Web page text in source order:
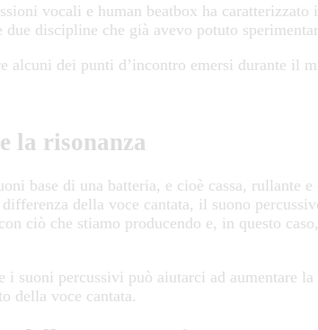
vocali e human beatbox ha
discipline che già avevo potuto
alcuni dei punti d’incontro emersi durante il
la risonanza
base di una batteria, e cioè cassa,
della voce cantata, il suono
ciò che stiamo producendo e, in questo
i suoni percussivi può aiutarci ad aumentare
della voce cantata.